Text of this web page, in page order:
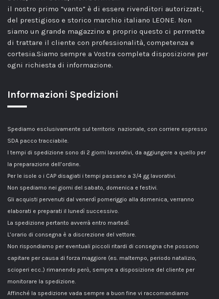
il nostro primo “vanto” è di essere rivenditori autorizzati,
del prestigioso e storico marchio italiano LEONE. Non
siamo un grande magazzino e proprio questo ci permette
di trattare il cliente con professionalità, competenza e
cortesia.Siamo sempre a Vostra completa disposizione per
ogni richiesta di informazione.
Informazioni Spedizioni
Spediamo esclusivamente sul territorio nazionale, con corriere espresso
SDA pacco tracciabile.
I tempi di spedizione sono di 2 giorni lavorativi, da aggiungere a quello per
la preparazione dell’ordine.
Per le isole o i CAP disagiati i tempi passano a 3/4 gg lavorativi.
Non spediamo nei giorni del sabato, domenica e festivi.
Gli acquisti pervenuti dal venerdì pomeriggio alla domenica, verranno
elaborati e preparati il lunedì successivo.
La spedizione pertanto avverrà entro martedì.
L’orario di consegna è a discrezione del vettore.
Non rispondiamo per eventuali piccoli ritardi di consegna che possono
capitare per causa di forza maggiore (es. maltempo, periodo natalizio,
scioperi ecc..) rimanendo però, sempre a disposizione del cliente per
monitorare la spedizione.
Affinché la spedizione vada sempre a buon fine vi raccomandiamo